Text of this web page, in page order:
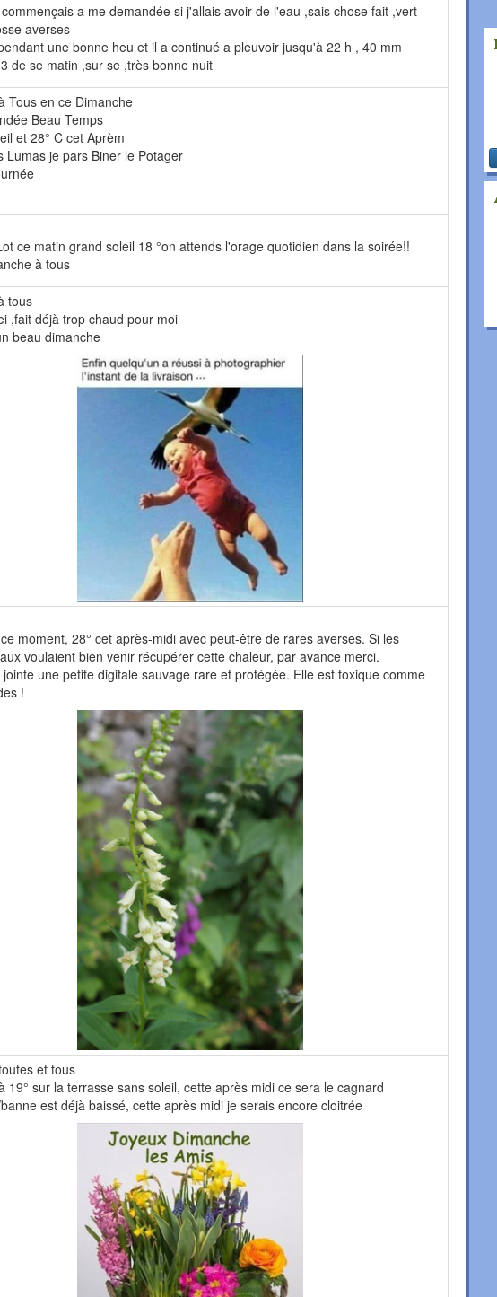
a me demandée si j'allais avoir de l'eau ,sais chose fait ,vert
averses
une bonne heu et il a continué a pleuvoir jusqu'à 22 h , 40 mm
de se matin ,sur se ,très bonne nuit
Tous en ce Dimanche
Beau Temps
et 28° C cet Aprèm
Lumas je pars Biner le Potager
ce matin grand soleil 18 °on attends l'orage quotidien dans la soirée!!
à tous
tous
,fait déjà trop chaud pour moi
beau dimanche
moment, 28° cet après-midi avec peut-être de rares averses. Si les
voulaient bien venir récupérer cette chaleur, par avance merci.
jointe une petite digitale sauvage rare et protégée. Elle est toxique comme
!
et tous
19° sur la terrasse sans soleil, cette après midi ce sera le cagnard
est déjà baissé, cette après midi je serais encore cloitrée